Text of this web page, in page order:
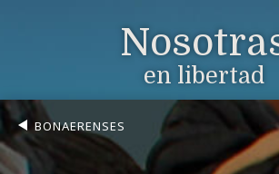
en libertad
BONAERENSES